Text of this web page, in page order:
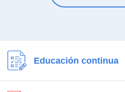
Educación continua